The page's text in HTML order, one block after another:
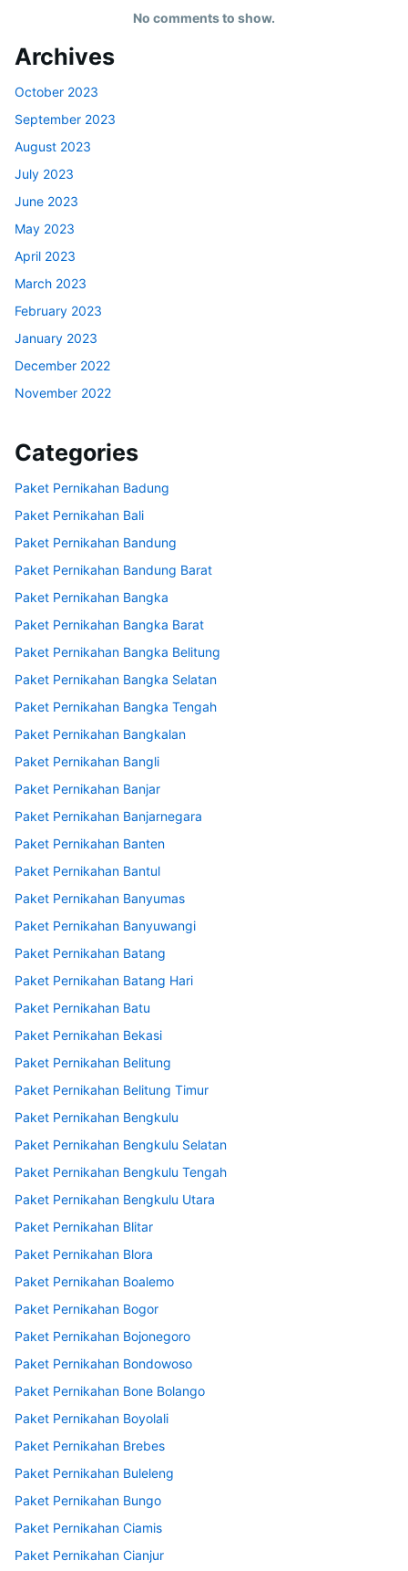
No comments to show.
Archives
October 2023
September 2023
August 2023
July 2023
June 2023
May 2023
April 2023
March 2023
February 2023
January 2023
December 2022
November 2022
Categories
Paket Pernikahan Badung
Paket Pernikahan Bali
Paket Pernikahan Bandung
Paket Pernikahan Bandung Barat
Paket Pernikahan Bangka
Paket Pernikahan Bangka Barat
Paket Pernikahan Bangka Belitung
Paket Pernikahan Bangka Selatan
Paket Pernikahan Bangka Tengah
Paket Pernikahan Bangkalan
Paket Pernikahan Bangli
Paket Pernikahan Banjar
Paket Pernikahan Banjarnegara
Paket Pernikahan Banten
Paket Pernikahan Bantul
Paket Pernikahan Banyumas
Paket Pernikahan Banyuwangi
Paket Pernikahan Batang
Paket Pernikahan Batang Hari
Paket Pernikahan Batu
Paket Pernikahan Bekasi
Paket Pernikahan Belitung
Paket Pernikahan Belitung Timur
Paket Pernikahan Bengkulu
Paket Pernikahan Bengkulu Selatan
Paket Pernikahan Bengkulu Tengah
Paket Pernikahan Bengkulu Utara
Paket Pernikahan Blitar
Paket Pernikahan Blora
Paket Pernikahan Boalemo
Paket Pernikahan Bogor
Paket Pernikahan Bojonegoro
Paket Pernikahan Bondowoso
Paket Pernikahan Bone Bolango
Paket Pernikahan Boyolali
Paket Pernikahan Brebes
Paket Pernikahan Buleleng
Paket Pernikahan Bungo
Paket Pernikahan Ciamis
Paket Pernikahan Cianjur